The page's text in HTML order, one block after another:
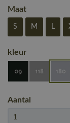
Maat
S M L
kleur
Aantal